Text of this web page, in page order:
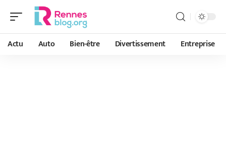
Actu Auto Bien-être Divertissement Entreprise